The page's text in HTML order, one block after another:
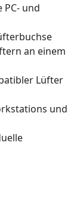
und
an einem
Lüfter
und